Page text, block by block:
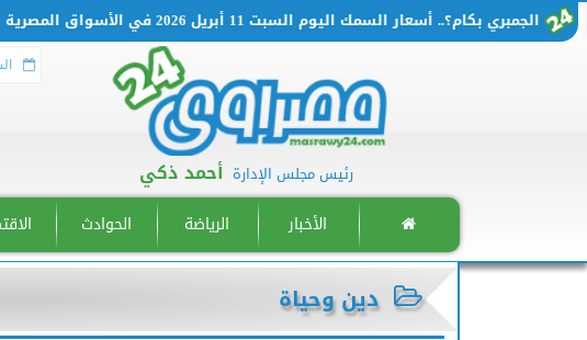
بكام؟.. أسعار السمك اليوم السبت 11 أبريل 2026 في الأسواق المصرية
رئيس مجلس الإدارة أحمد ذكي
الأخبار الرياضة الحوادث
دين وحياة